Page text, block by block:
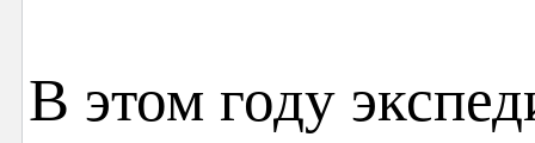
В этом году